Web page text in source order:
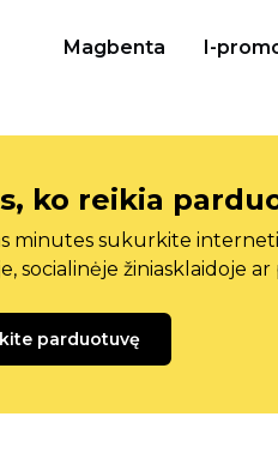
Magbenta I-
ko reikia
minutes sukurkite
socialinėje žiniasklaidoje
parduotuvę